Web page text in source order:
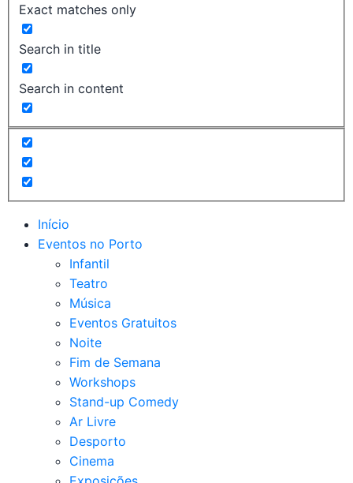
Exact matches only
Search in title
Search in content
Início
Eventos no Porto
Infantil
Teatro
Música
Eventos Gratuitos
Noite
Fim de Semana
Workshops
Stand-up Comedy
Ar Livre
Desporto
Cinema